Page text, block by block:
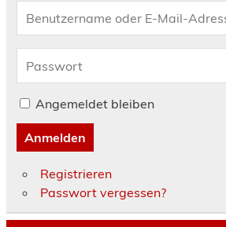
Angemeldet bleiben
Anmelden
Registrieren
Passwort vergessen?